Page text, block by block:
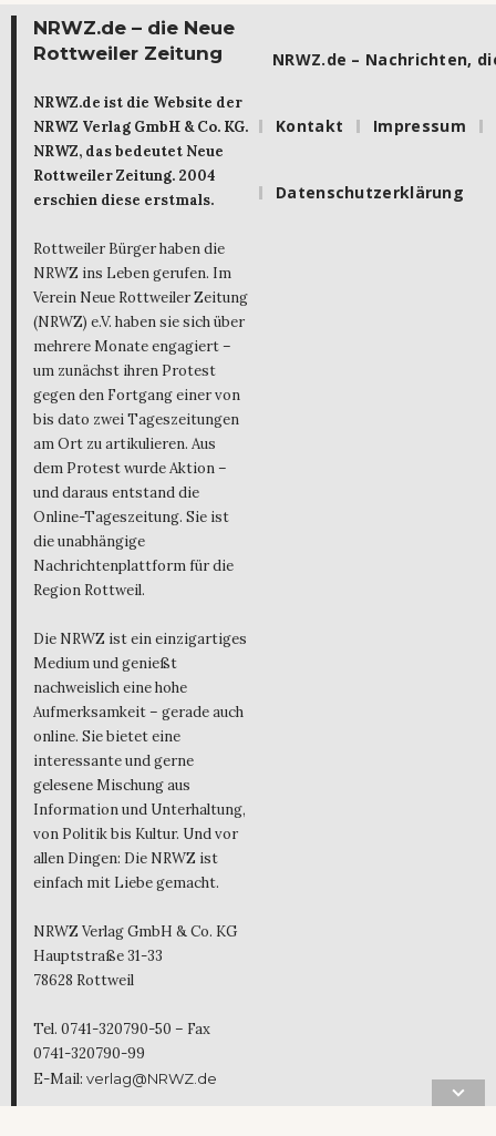
NRWZ.de – die Neue
Rottweiler Zeitung
NRWZ.de ist die Website der
NRWZ Verlag GmbH & Co. KG.
NRWZ, das bedeutet Neue
Rottweiler Zeitung. 2004
erschien diese erstmals.
Rottweiler Bürger haben die
NRWZ ins Leben gerufen. Im
Verein Neue Rottweiler Zeitung
(NRWZ) e.V. haben sie sich über
mehrere Monate engagiert –
um zunächst ihren Protest
gegen den Fortgang einer von
bis dato zwei Tageszeitungen
am Ort zu artikulieren. Aus
dem Protest wurde Aktion –
und daraus entstand die
Online-Tageszeitung. Sie ist
die unabhängige
Nachrichtenplattform für die
Region Rottweil.
Die NRWZ ist ein einzigartiges
Medium und genießt
nachweislich eine hohe
Aufmerksamkeit – gerade auch
online. Sie bietet eine
interessante und gerne
gelesene Mischung aus
Information und Unterhaltung,
von Politik bis Kultur. Und vor
allen Dingen: Die NRWZ ist
einfach mit Liebe gemacht.
NRWZ Verlag GmbH & Co. KG
Hauptstraße 31-33
78628 Rottweil
Tel. 0741-320790-50 – Fax
0741-320790-99
E-Mail: verlag@NRWZ.de
NRWZ.de – Nachrichten,
Kontakt Impressum
Datenschutzerklärung